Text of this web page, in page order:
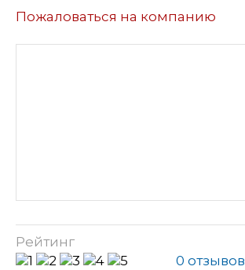
Пожаловаться на компанию
Рейтинг
0 отзывов